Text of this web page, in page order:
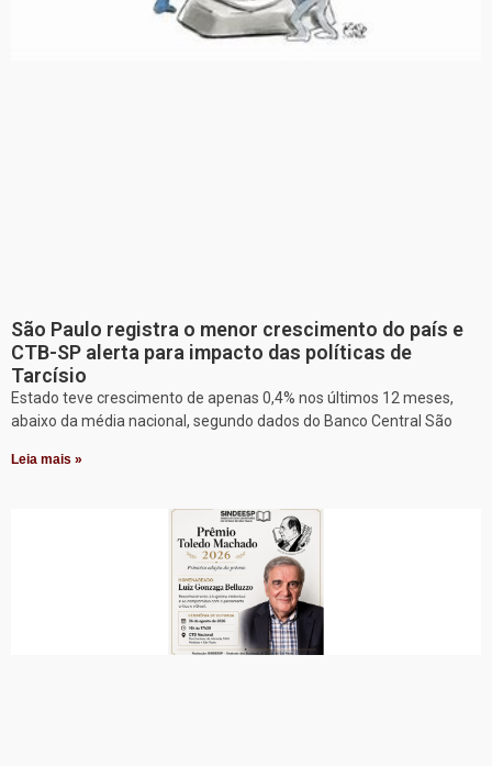
São Paulo registra o menor crescimento do país e
CTB-SP alerta para impacto das políticas de
Tarcísio
Estado teve crescimento de apenas 0,4% nos últimos 12 meses,
abaixo da média nacional, segundo dados do Banco Central São
Leia mais »